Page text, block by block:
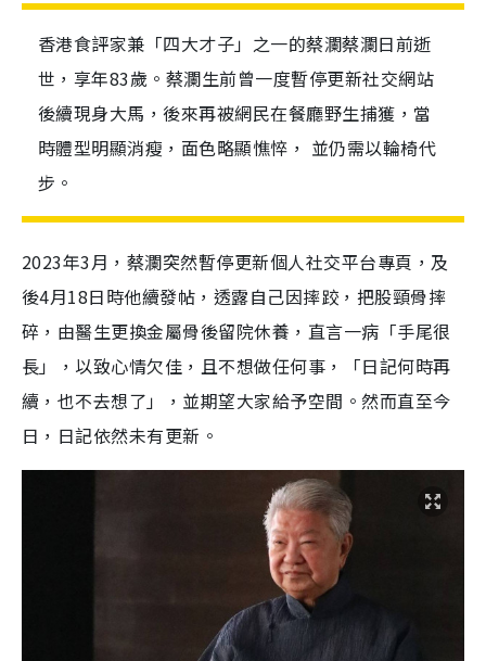
香港食評家兼「四大才子」之一的蔡瀾蔡瀾日前逝
世，享年83歲。蔡瀾生前曾一度暫停更新社交網站
後續現身大馬，後來再被網民在餐廳野生捕獲，當
時體型明顯消瘦，面色略顯憔悴， 並仍需以輪椅代
步。
2023年3月，蔡瀾突然暫停更新個人社交平台專頁，及
後4月18日時他續發帖，透露自己因摔跤，把股頸骨摔
碎，由醫生更換金屬骨後留院休養，直言一病「手尾很
長」，以致心情欠佳，且不想做任何事，「日記何時再
續，也不去想了」，並期望大家給予空間。然而直至今
日，日記依然未有更新。